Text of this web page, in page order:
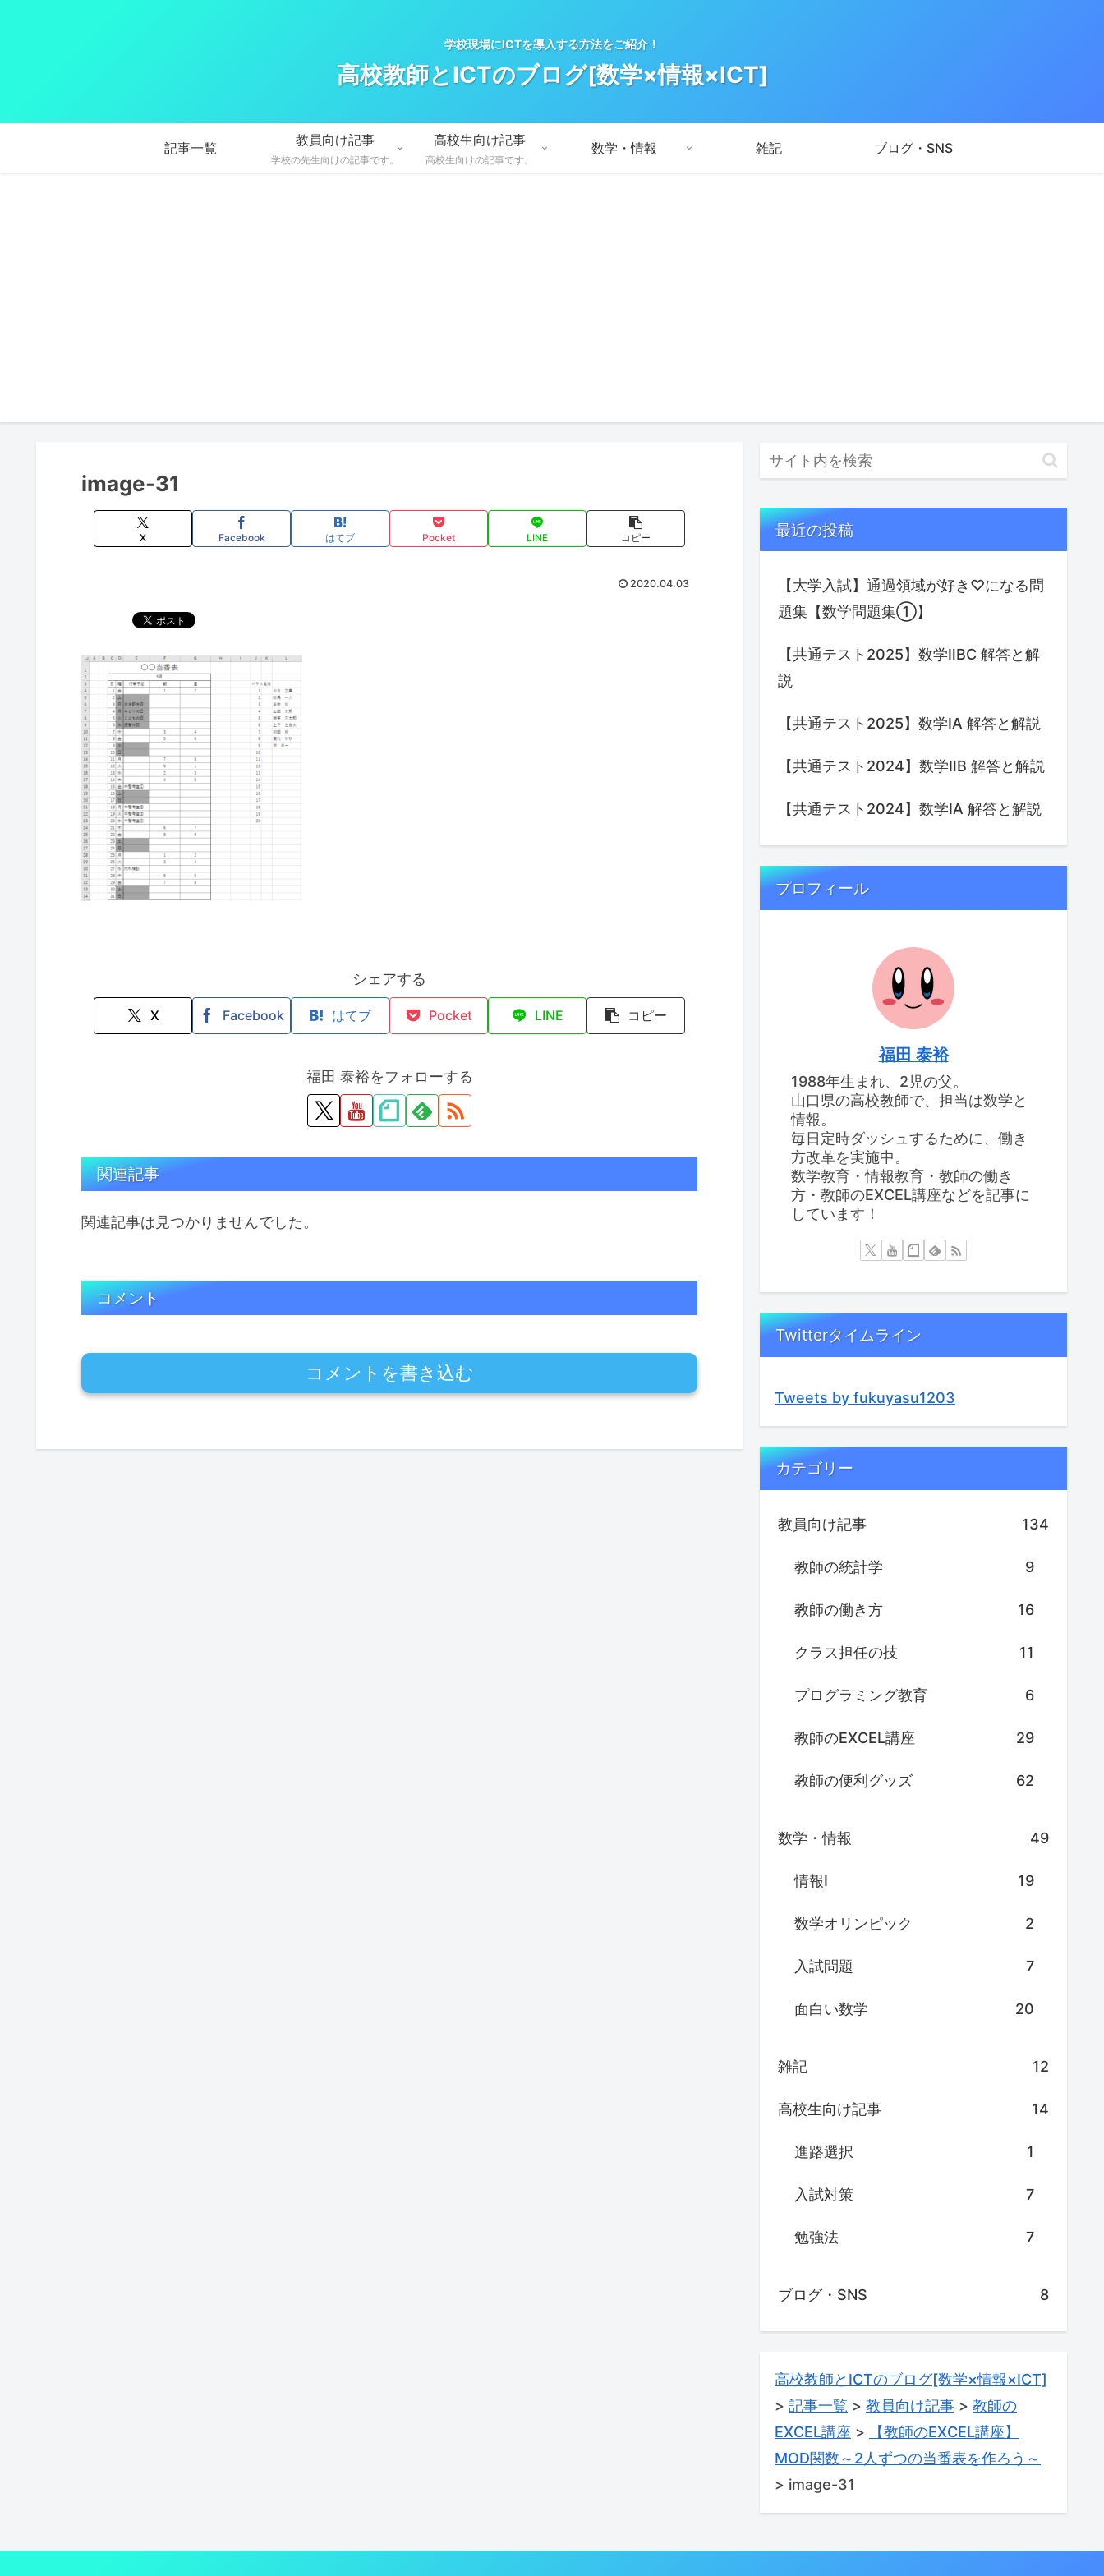
学校現場にICTを導入する方法をご紹介！
高校教師とICTのブログ[数学×情報×ICT]
記事一覧
教員向け記事
学校の先生向けの記事です。
高校生向け記事
高校生向けの記事です。
数学・情報 雑記 ブログ・SNS
image-31
X Facebook はてブ Pocket LINE コピー
2020.04.03
シェアする
X Facebook はてブ Pocket LINE コピー
福田 泰裕をフォローする
関連記事
関連記事は見つかりませんでした。
コメント
コメントを書き込む
最近の投稿
【大学入試】通過領域が好き♡になる問
題集【数学問題集①】
【共通テスト2025】数学ⅡBC 解答と解
説
【共通テスト2025】数学IA 解答と解説
【共通テスト2024】数学ⅡB 解答と解説
【共通テスト2024】数学IA 解答と解説
プロフィール
福田 泰裕
1988年生まれ、2児の父。
山口県の高校教師で、担当は数学と
情報。
毎日定時ダッシュするために、働き
方改革を実施中。
数学教育・情報教育・教師の働き
方・教師のEXCEL講座などを記事に
しています！
Twitterタイムライン
Tweets by fukuyasu1203
カテゴリー
教員向け記事 134
教師の統計学 9
教師の働き方 16
クラス担任の技 11
プログラミング教育 6
教師のEXCEL講座 29
教師の便利グッズ 62
数学・情報 49
情報Ⅰ 19
数学オリンピック 2
入試問題 7
面白い数学 20
雑記 12
高校生向け記事 14
進路選択 1
入試対策 7
勉強法 7
ブログ・SNS 8
高校教師とICTのブログ[数学×情報×ICT]
> 記事一覧 > 教員向け記事 > 教師の
EXCEL講座 >
【教師のEXCEL講座】
MOD関数～2人ずつの当番表を作ろう～
> image-31